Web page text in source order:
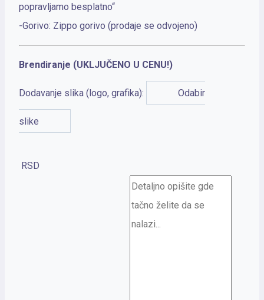
popravljamo besplatno“
-Gorivo: Zippo gorivo (prodaje se odvojeno)
Brendiranje (UKLJUČENO U CENU!)
Dodavanje slika (logo, grafika): Odabir
slike
RSD